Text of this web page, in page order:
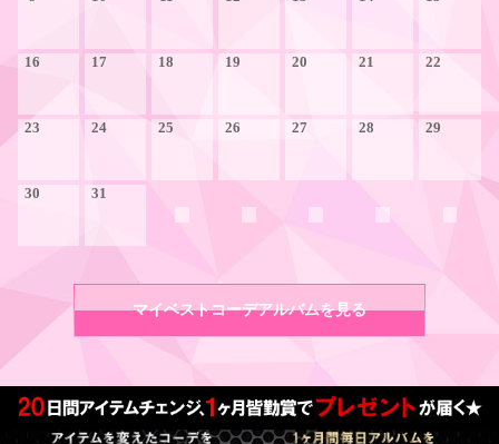
16 17 18 19 20 21 22
23 24 25 26 27 28 29
30 31
マイベストコーデアルバムを見る